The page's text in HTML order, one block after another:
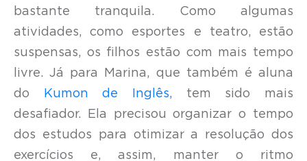
bastante tranquila. Como algumas
atividades, como esportes e teatro, estão
suspensas, os filhos estão com mais tempo
livre. Já para Marina, que também é aluna
do Kumon de Inglês, tem sido mais
desafiador. Ela precisou organizar o tempo
dos estudos para otimizar a resolução dos
exercícios e, assim, manter o ritmo